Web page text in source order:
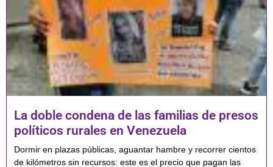
La doble condena de las familias de presos
políticos rurales en Venezuela
Dormir en plazas públicas, aguantar hambre y recorrer cientos
de kilómetros sin recursos: este es el precio que pagan las